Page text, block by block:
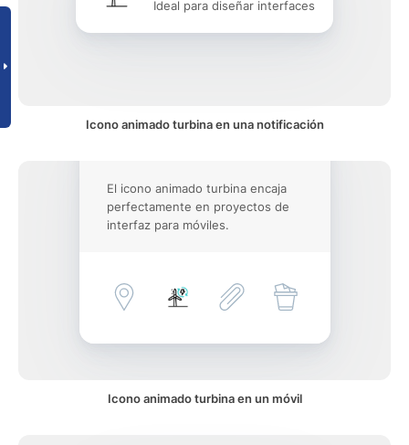
Ideal para diseñar interfaces
Icono animado turbina en una notificación
El icono animado turbina encaja
perfectamente en proyectos de
interfaz para móviles.
Icono animado turbina en un móvil